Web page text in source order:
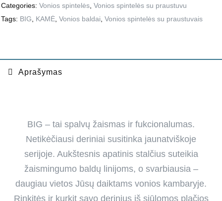
Categories: Vonios spintelės, Vonios spintelės su praustuvu
Tags: BIG, KAMĖ, Vonios baldai, Vonios spintelės su praustuvais
Aprašymas
BIG – tai spalvų žaismas ir fukcionalumas.
Netikėčiausi deriniai susitinka jaunatviškoje
serijoje. Aukštesnis apatinis stalčius suteikia
žaismingumo baldų linijoms, o svarbiausia –
daugiau vietos Jūsų daiktams vonios kambaryje.
Rinkitės ir kurkit savo derinius iš siūlomos plačios